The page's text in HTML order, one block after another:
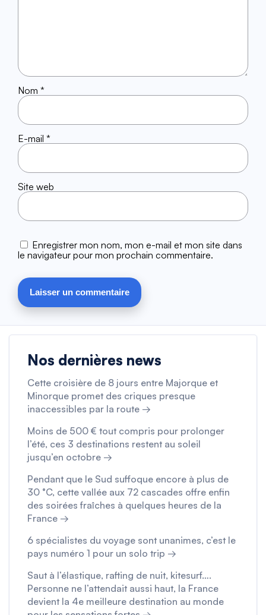
Nom *
E-mail *
Site web
Enregistrer mon nom, mon e-mail et mon site dans
le navigateur pour mon prochain commentaire.
Nos dernières news
Cette croisière de 8 jours entre Majorque et
Minorque promet des criques presque
inaccessibles par la route →
Moins de 500 € tout compris pour prolonger
l’été, ces 3 destinations restent au soleil
jusqu’en octobre →
Pendant que le Sud suffoque encore à plus de
30 °C, cette vallée aux 72 cascades offre enfin
des soirées fraîches à quelques heures de la
France →
6 spécialistes du voyage sont unanimes, c’est le
pays numéro 1 pour un solo trip →
Saut à l’élastique, rafting de nuit, kitesurf….
Personne ne l’attendait aussi haut, la France
devient la 4e meilleure destination au monde